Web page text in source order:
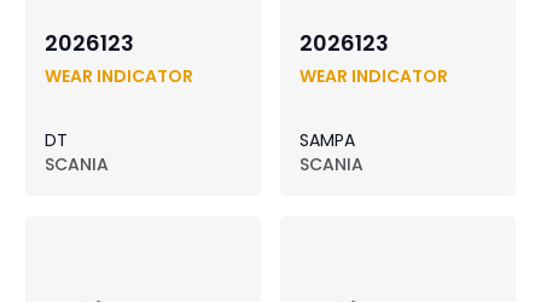
2026123
WEAR INDICATOR
DT
SCANIA
2026123
WEAR INDICATOR
SAMPA
SCANIA